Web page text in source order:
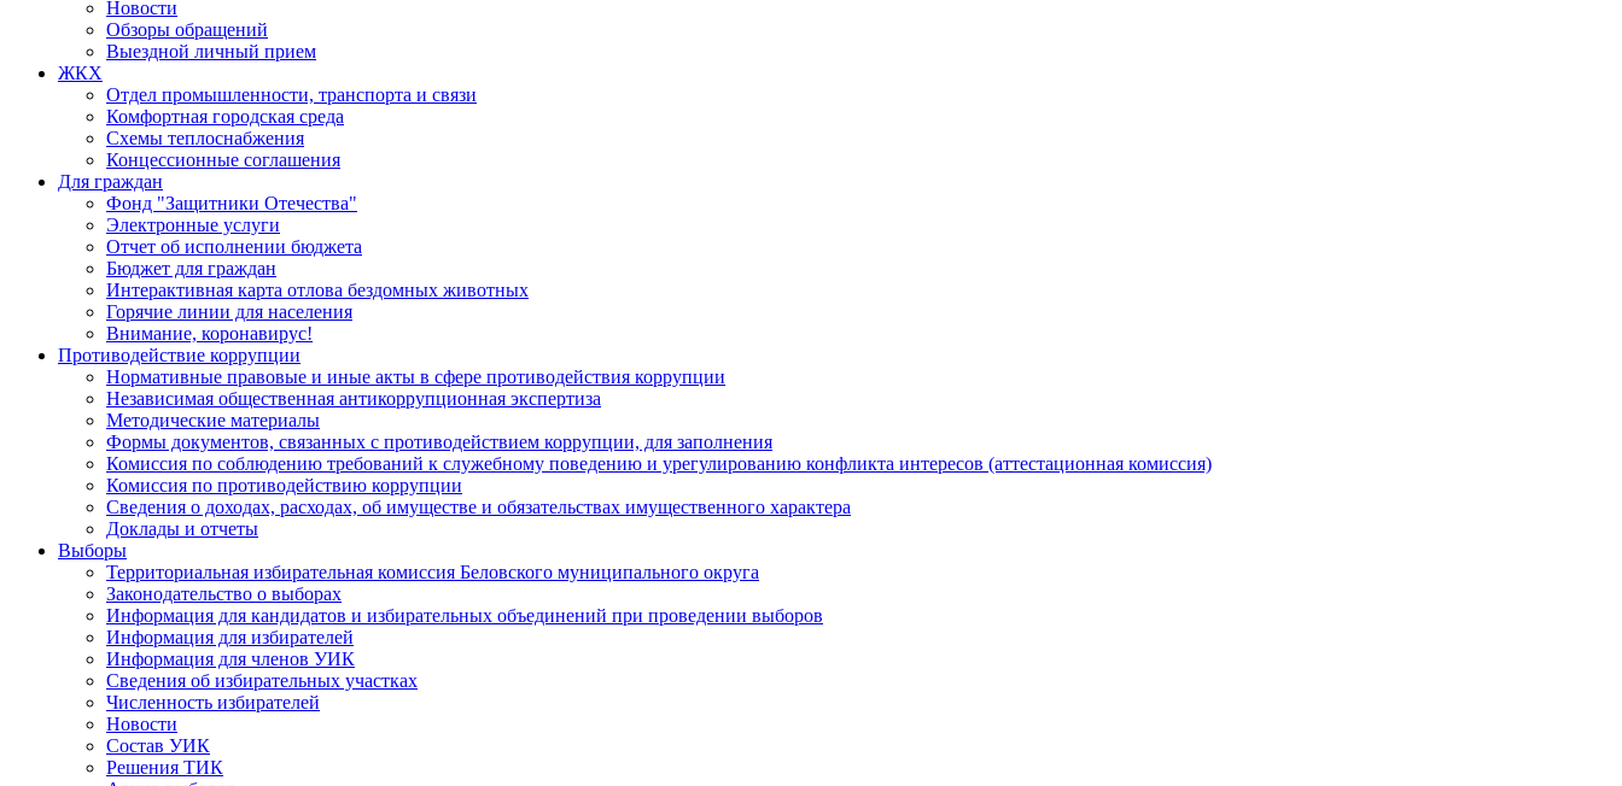
Новости
Обзоры обращений
Выездной личный прием
ЖКХ
Отдел промышленности, транспорта и связи
Комфортная городская среда
Схемы теплоснабжения
Концессионные соглашения
Для граждан
Фонд "Защитники Отечества"
Электронные услуги
Отчет об исполнении бюджета
Бюджет для граждан
Интерактивная карта отлова бездомных животных
Горячие линии для населения
Внимание, коронавирус!
Противодействие коррупции
Нормативные правовые и иные акты в сфере противодействия коррупции
Независимая общественная антикоррупционная экспертиза
Методические материалы
Формы документов, связанных с противодействием коррупции, для заполнения
Комиссия по соблюдению требований к служебному поведению и урегулированию конфликта интересов (аттестационная комиссия)
Комиссия по противодействию коррупции
Сведения о доходах, расходах, об имуществе и обязательствах имущественного характера
Доклады и отчеты
Выборы
Территориальная избирательная комиссия Беловского муниципального округа
Законодательство о выборах
Информация для кандидатов и избирательных объединений при проведении выборов
Информация для избирателей
Информация для членов УИК
Сведения об избирательных участках
Численность избирателей
Новости
Состав УИК
Решения ТИК